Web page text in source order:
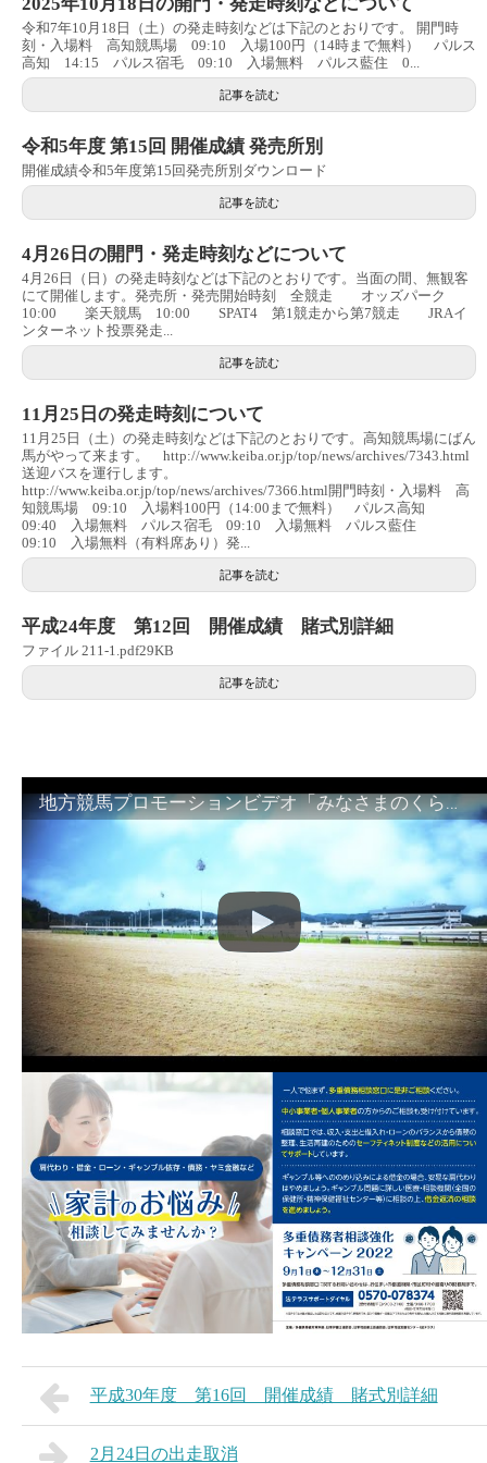
令和7年10月18日（土）の発走時刻などは下記のとおりです。 開門時
刻・入場料 高知競馬場 09:10 入場100円（14時まで無料） パルス
高知 14:15 パルス宿毛 09:10 入場無料 パルス藍住 0...
記事を読む
令和5年度 第15回 開催成績 発売所別
開催成績令和5年度第15回発売所別ダウンロード
記事を読む
4月26日の開門・発走時刻などについて
4月26日（日）の発走時刻などは下記のとおりです。当面の間、無観客
にて開催します。発売所・発売開始時刻 全競走 オッズパーク
10:00 楽天競馬 10:00 SPAT4 第1競走から第7競走 JRAイ
ンターネット投票発走...
記事を読む
11月25日の発走時刻について
11月25日（土）の発走時刻などは下記のとおりです。高知競馬場にばん
馬がやって来ます。 http://www.keiba.or.jp/top/news/archives/7343.html
送迎バスを運行します。
http://www.keiba.or.jp/top/news/archives/7366.html開門時刻・入場料 高
知競馬場 09:10 入場料100円（14:00まで無料） パルス高知
09:40 入場無料 パルス宿毛 09:10 入場無料 パルス藍住
09:10 入場無料（有料席あり）発...
記事を読む
平成24年度 第12回 開催成績 賭式別詳細
ファイル 211-1.pdf29KB
記事を読む
地方競馬プロモーションビデオ「みなさまのくらしのために」30秒篇｜NAR公式
平成30年度 第16回 開催成績 賭式別詳細
2月24日の出走取消